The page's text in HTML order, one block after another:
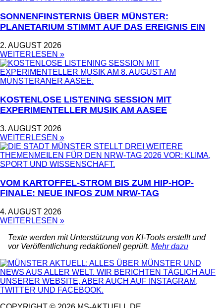
SONNENFINSTERNIS ÜBER MÜNSTER:
PLANETARIUM STIMMT AUF DAS EREIGNIS EIN
2. AUGUST 2026
WEITERLESEN »
KOSTENLOSE LISTENING SESSION MIT
EXPERIMENTELLER MUSIK AM AASEE
3. AUGUST 2026
WEITERLESEN »
VOM KARTOFFEL-STROM BIS ZUM HIP-HOP-
FINALE: NEUE INFOS ZUM NRW-TAG
4. AUGUST 2026
WEITERLESEN »
Texte werden mit Unterstützung von KI-Tools erstellt und
vor Veröffentlichung redaktionell geprüft. Mehr dazu